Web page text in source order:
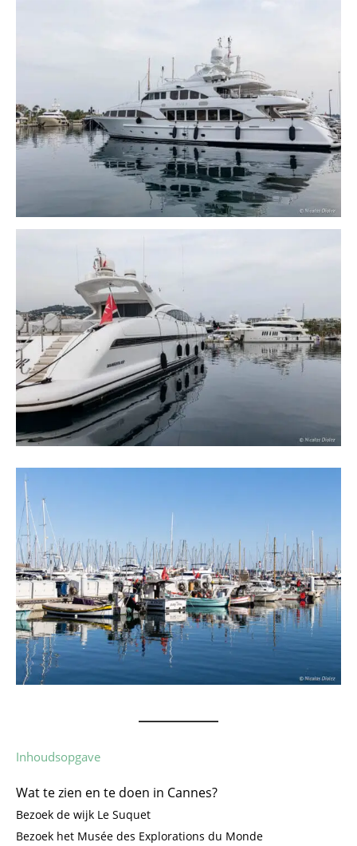
Inhoudsopgave
Wat te zien en te doen in Cannes?
Bezoek de wijk Le Suquet
Bezoek het Musée des Explorations du Monde